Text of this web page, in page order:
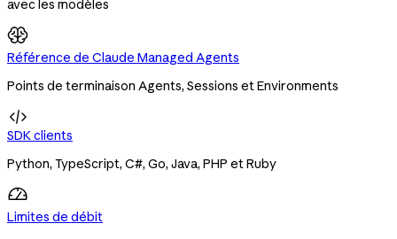
avec les modèles
Référence de Claude Managed Agents
Points de terminaison Agents, Sessions et Environments

SDK clients
Python, TypeScript, C#, Go, Java, PHP et Ruby
Limites de débit